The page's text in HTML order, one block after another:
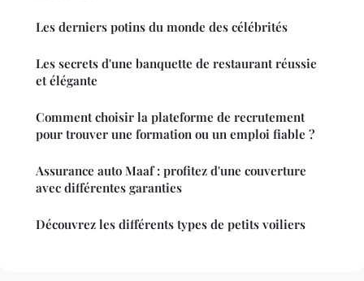
Les derniers potins du monde des célébrités
Les secrets d'une banquette de restaurant réussie
et élégante
Comment choisir la plateforme de recrutement
pour trouver une formation ou un emploi fiable ?
Assurance auto Maaf : profitez d'une couverture
avec différentes garanties
Découvrez les différents types de petits voiliers